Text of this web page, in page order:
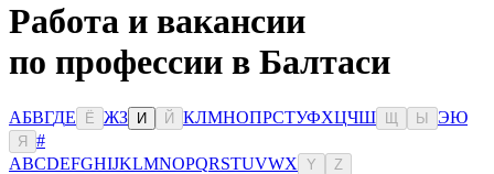
Работа и вакансии
по профессии в Балтаси
АБВГДЕ Ё ЖЗ И Й КЛМНОПРСТУФХЦЧШ Ы ЭЮ
Я
#
ABCDEFGHIJKLMNOPQRSTUVWX Y Z